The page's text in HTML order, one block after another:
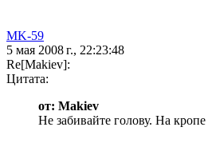
MK-59
5 мая 2008 г., 22:23:48
Re[Makiev]:
Цитата:
от: Makiev
Не забивайте голову. На